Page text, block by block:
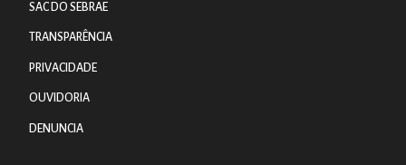
SAC DO SEBRAE
TRANSPARÊNCIA
PRIVACIDADE
OUVIDORIA
DENUNCIA